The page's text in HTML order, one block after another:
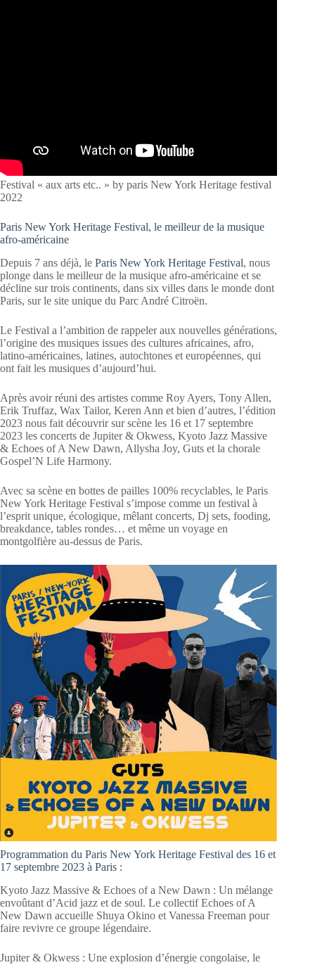
Festival « aux arts etc.. » by paris New York Heritage festival
2022
Paris New York Heritage Festival, le meilleur de la musique
afro-américaine
Depuis 7 ans déjà, le Paris New York Heritage Festival, nous
plonge dans le meilleur de la musique afro-américaine et se
décline sur trois continents, dans six villes dans le monde dont
Paris, sur le site unique du Parc André Citroën.
Le Festival a l’ambition de rappeler aux nouvelles générations,
l’origine des musiques issues des cultures africaines, afro,
latino-américaines, latines, autochtones et européennes, qui
ont fait les musiques d’aujourd’hui.
Après avoir réuni des artistes comme Roy Ayers, Tony Allen,
Erik Truffaz, Wax Tailor, Keren Ann et bien d’autres, l’édition
2023 nous fait découvrir sur scène les 16 et 17 septembre
2023 les concerts de Jupiter & Okwess, Kyoto Jazz Massive
& Echoes of A New Dawn, Allysha Joy, Guts et la chorale
Gospel’N Life Harmony.
Avec sa scène en bottes de pailles 100% recyclables, le Paris
New York Heritage Festival s’impose comme un festival à
l’esprit unique, écologique, mêlant concerts, Dj sets, fooding,
breakdance, tables rondes… et même un voyage en
montgolfière au-dessus de Paris.
Programmation du Paris New York Heritage Festival des 16 et
17 septembre 2023 à Paris :
Kyoto Jazz Massive & Echoes of a New Dawn : Un mélange
envoûtant d’Acid jazz et de soul. Le collectif Echoes of A
New Dawn accueille Shuya Okino et Vanessa Freeman pour
faire revivre ce groupe légendaire.
Jupiter & Okwess : Une explosion d’énergie congolaise, le